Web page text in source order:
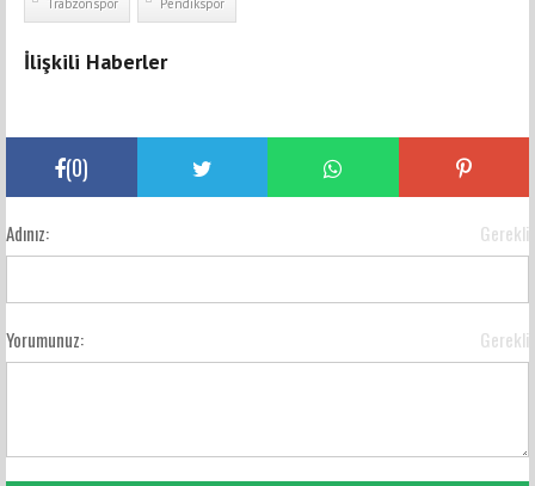
İlişkili Haberler
(0)
Adınız: Gerekli
Yorumunuz: Gerekli